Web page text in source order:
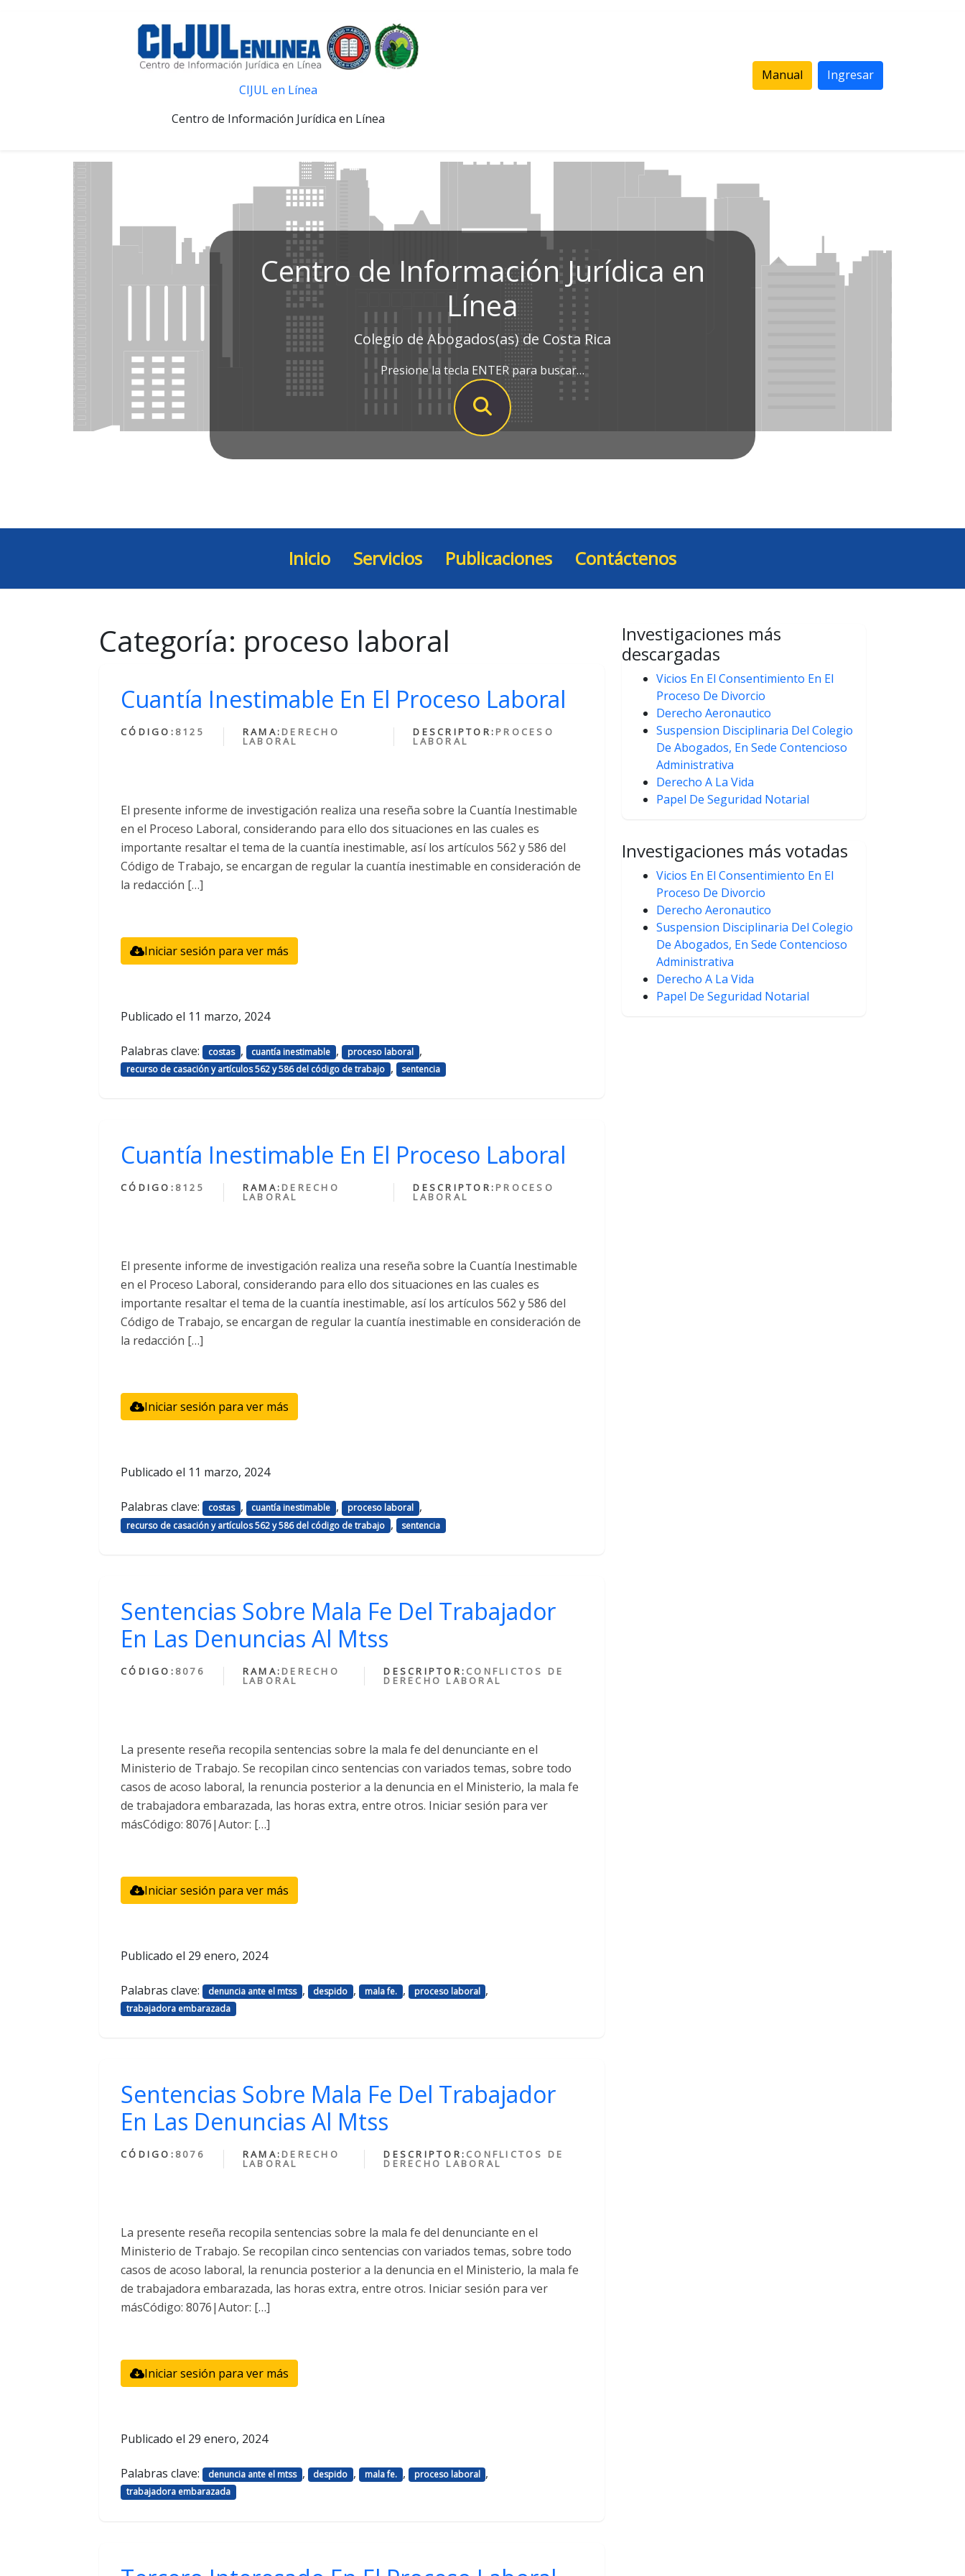
CIJUL en Línea
Centro de Información Jurídica en Línea
Manual Ingresar
Centro de Información Jurídica en
Línea
Colegio de Abogados(as) de Costa Rica
Presione la tecla ENTER para buscar…
Inicio Servicios Publicaciones Contáctenos
Categoría: proceso laboral
Cuantía Inestimable En El Proceso Laboral
CÓDIGO: 8125 RAMA: DERECHO
LABORAL
DESCRIPTOR: PROCESO
LABORAL
El presente informe de investigación realiza una reseña sobre la Cuantía Inestimable
en el Proceso Laboral, considerando para ello dos situaciones en las cuales es
importante resaltar el tema de la cuantía inestimable, así los artículos 562 y 586 del
Código de Trabajo, se encargan de regular la cuantía inestimable en consideración de
la redacción […]
Iniciar sesión para ver más
Publicado el 11 marzo, 2024
Palabras clave: costas , cuantía inestimable , proceso laboral ,
recurso de casación y artículos 562 y 586 del código de trabajo , sentencia
Cuantía Inestimable En El Proceso Laboral
CÓDIGO: 8125 RAMA: DERECHO
LABORAL
DESCRIPTOR: PROCESO
LABORAL
El presente informe de investigación realiza una reseña sobre la Cuantía Inestimable
en el Proceso Laboral, considerando para ello dos situaciones en las cuales es
importante resaltar el tema de la cuantía inestimable, así los artículos 562 y 586 del
Código de Trabajo, se encargan de regular la cuantía inestimable en consideración de
la redacción […]
Iniciar sesión para ver más
Publicado el 11 marzo, 2024
Palabras clave: costas , cuantía inestimable , proceso laboral ,
recurso de casación y artículos 562 y 586 del código de trabajo , sentencia
Sentencias Sobre Mala Fe Del Trabajador
En Las Denuncias Al Mtss
CÓDIGO: 8076 RAMA: DERECHO
LABORAL
DESCRIPTOR: CONFLICTOS DE
DERECHO LABORAL
La presente reseña recopila sentencias sobre la mala fe del denunciante en el
Ministerio de Trabajo. Se recopilan cinco sentencias con variados temas, sobre todo
casos de acoso laboral, la renuncia posterior a la denuncia en el Ministerio, la mala fe
de trabajadora embarazada, las horas extra, entre otros. Iniciar sesión para ver
másCódigo: 8076|Autor: […]
Iniciar sesión para ver más
Publicado el 29 enero, 2024
Palabras clave: denuncia ante el mtss , despido , mala fe. , proceso laboral ,
trabajadora embarazada
Sentencias Sobre Mala Fe Del Trabajador
En Las Denuncias Al Mtss
CÓDIGO: 8076 RAMA: DERECHO
LABORAL
DESCRIPTOR: CONFLICTOS DE
DERECHO LABORAL
La presente reseña recopila sentencias sobre la mala fe del denunciante en el
Ministerio de Trabajo. Se recopilan cinco sentencias con variados temas, sobre todo
casos de acoso laboral, la renuncia posterior a la denuncia en el Ministerio, la mala fe
de trabajadora embarazada, las horas extra, entre otros. Iniciar sesión para ver
másCódigo: 8076|Autor: […]
Iniciar sesión para ver más
Publicado el 29 enero, 2024
Palabras clave: denuncia ante el mtss , despido , mala fe. , proceso laboral ,
trabajadora embarazada
Investigaciones más
descargadas
Vicios En El Consentimiento En El
Proceso De Divorcio
Derecho Aeronautico
Suspension Disciplinaria Del Colegio
De Abogados, En Sede Contencioso
Administrativa
Derecho A La Vida
Papel De Seguridad Notarial
Investigaciones más votadas
Vicios En El Consentimiento En El
Proceso De Divorcio
Derecho Aeronautico
Suspension Disciplinaria Del Colegio
De Abogados, En Sede Contencioso
Administrativa
Derecho A La Vida
Papel De Seguridad Notarial